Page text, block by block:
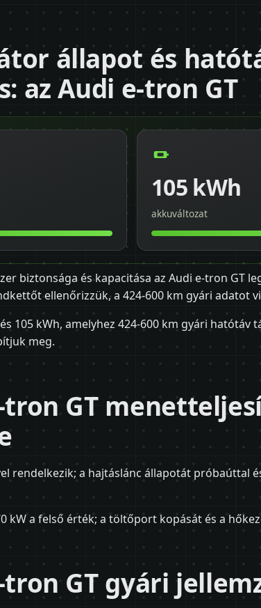
állapot és
az Audi e-tron GT
105 kWh
akkuváltozat
biztonsága és kapacitása az Audi e-tron GT
ellenőrizzük, a 424-600 km gyári adatot
105 kWh, amelyhez 424-600 km gyári hatótáv
meg.
tron GT
rendelkezik; a hajtáslánc állapotát próbaúttal
kW a felső érték; a töltőport kopását és a
tron GT gyári